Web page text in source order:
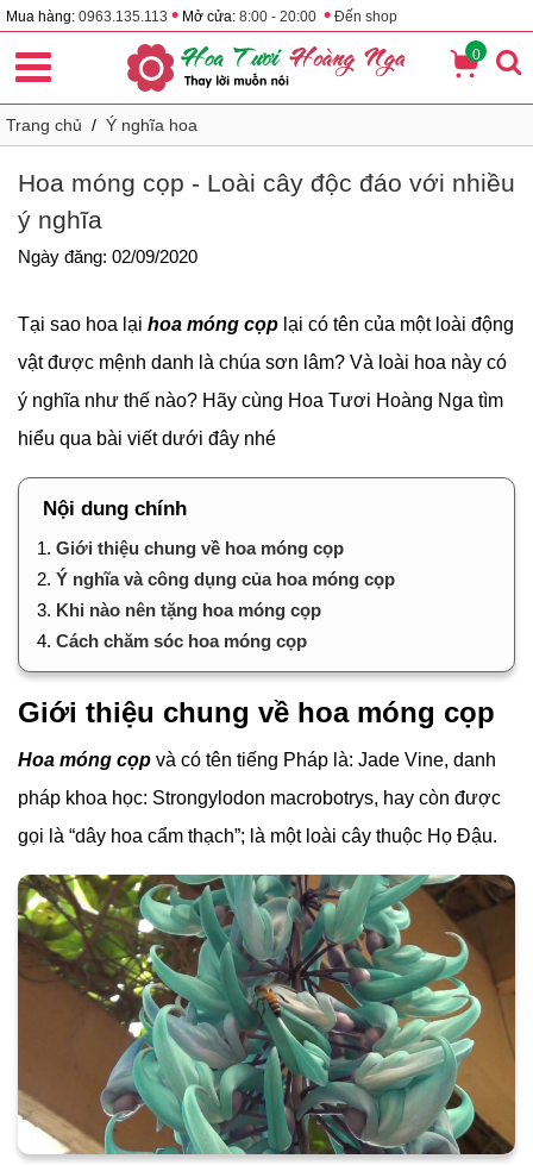
Mua hàng: 0963.135.113 • Mở cửa: 8:00 - 20:00 • Đến shop
0
Trang chủ / Ý nghĩa hoa
Hoa móng cọp - Loài cây độc đáo với nhiều
ý nghĩa
Ngày đăng: 02/09/2020
Tại sao hoa lại hoa móng cọp lại có tên của một loài động
vật được mệnh danh là chúa sơn lâm? Và loài hoa này có
ý nghĩa như thế nào? Hãy cùng Hoa Tươi Hoàng Nga tìm
hiểu qua bài viết dưới đây nhé
Nội dung chính
1. Giới thiệu chung về hoa móng cọp
2. Ý nghĩa và công dụng của hoa móng cọp
3. Khi nào nên tặng hoa móng cọp
4. Cách chăm sóc hoa móng cọp
Giới thiệu chung về hoa móng cọp
Hoa móng cọp và có tên tiếng Pháp là: Jade Vine, danh
pháp khoa học: Strongylodon macrobotrys, hay còn được
gọi là “dây hoa cẩm thạch”; là một loài cây thuộc Họ Đậu.